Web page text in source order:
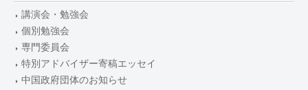
講演会・勉強会
個別勉強会
専門委員会
特別アドバイザー寄稿エッセイ
中国政府団体のお知らせ